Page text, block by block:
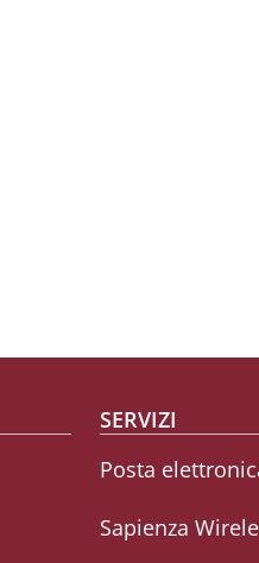
SERVIZI
Posta
Sapienza